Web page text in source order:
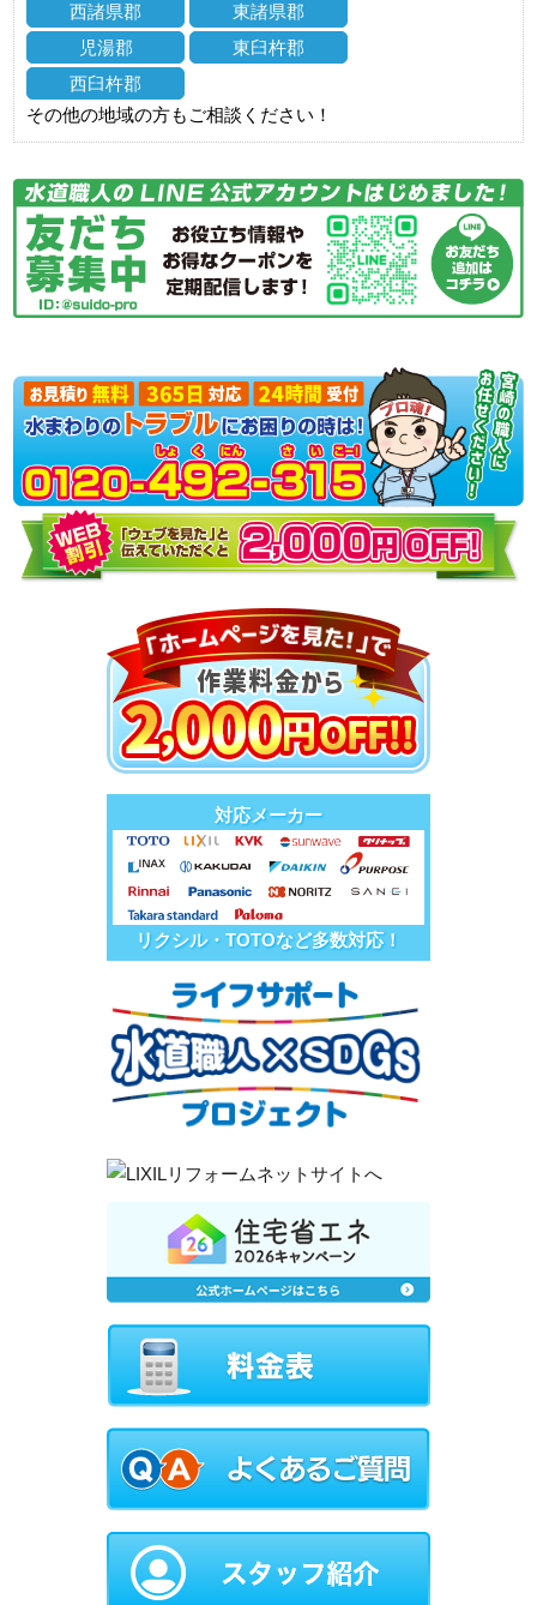
西諸県郡
東諸県郡
児湯郡
東臼杵郡
西臼杵郡
その他の地域の方もご相談ください！
対応メーカー
リクシル・TOTOなど多数対応！